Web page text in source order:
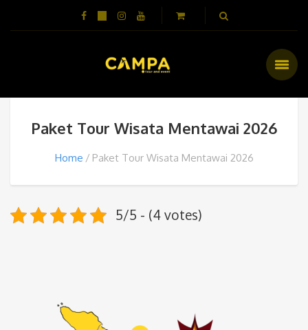
Paket Tour Wisata Mentawai 2026
Home Paket Tour Wisata Mentawai 2026
5/5 - (4 votes)